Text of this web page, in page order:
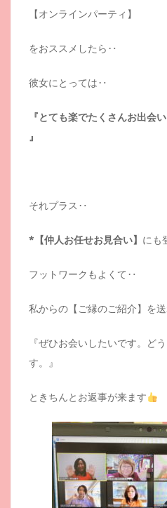
【オンラインパーティ】
をおススメしたら‥
彼女にとっては‥
『とても楽でたくさんお出会
』
それプラス‥
*【仲人お任せお見合い】 にも
フットワークもよくて‥
私からの【ご縁のご紹介】を
『ぜひお会いしたいです。ど
す。』
ときちんとお返事が来ます